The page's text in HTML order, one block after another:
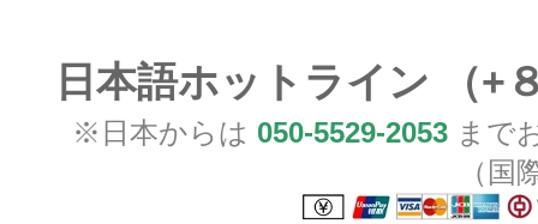
日本語ホットライン （+
※日本からは 050-5529-2053 まで
（国